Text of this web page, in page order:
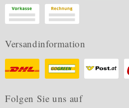
Versandinformation
Folgen Sie uns auf